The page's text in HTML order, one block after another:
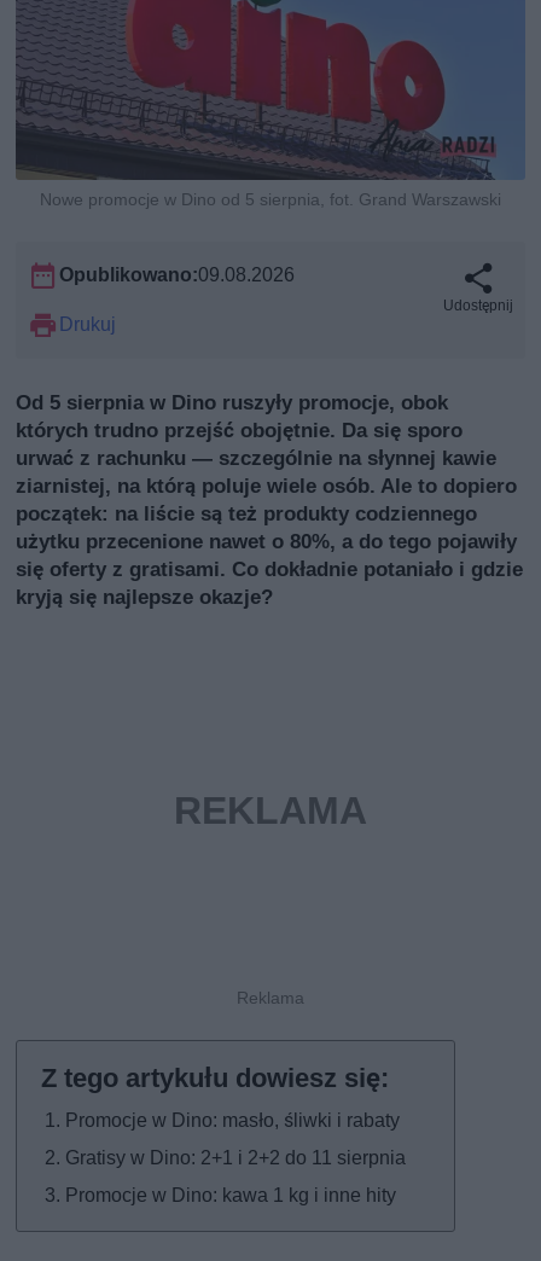
Nowe promocje w Dino od 5 sierpnia, fot. Grand Warszawski
Opublikowano:09.08.2026
Drukuj
Udostępnij
Od 5 sierpnia w Dino ruszyły promocje, obok
których trudno przejść obojętnie. Da się sporo
urwać z rachunku — szczególnie na słynnej kawie
ziarnistej, na którą poluje wiele osób. Ale to dopiero
początek: na liście są też produkty codziennego
użytku przecenione nawet o 80%, a do tego pojawiły
się oferty z gratisami. Co dokładnie potaniało i gdzie
kryją się najlepsze okazje?
Promocje w Dino: masło, śliwki i rabaty
Gratisy w Dino: 2+1 i 2+2 do 11 sierpnia
Promocje w Dino: kawa 1 kg i inne hity